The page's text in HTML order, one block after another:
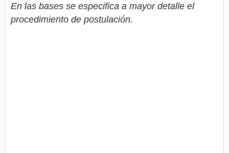
En las bases se especifica a mayor detalle el
procedimiento de postulación.